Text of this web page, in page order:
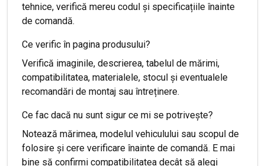
tehnice, verifică mereu codul și specificațiile înainte
de comandă.
Ce verific în pagina produsului?
Verifică imaginile, descrierea, tabelul de mărimi,
compatibilitatea, materialele, stocul și eventualele
recomandări de montaj sau întreținere.
Ce fac dacă nu sunt sigur ce mi se potrivește?
Notează mărimea, modelul vehiculului sau scopul de
folosire și cere verificare înainte de comandă. E mai
bine să confirmi compatibilitatea decât să alegi